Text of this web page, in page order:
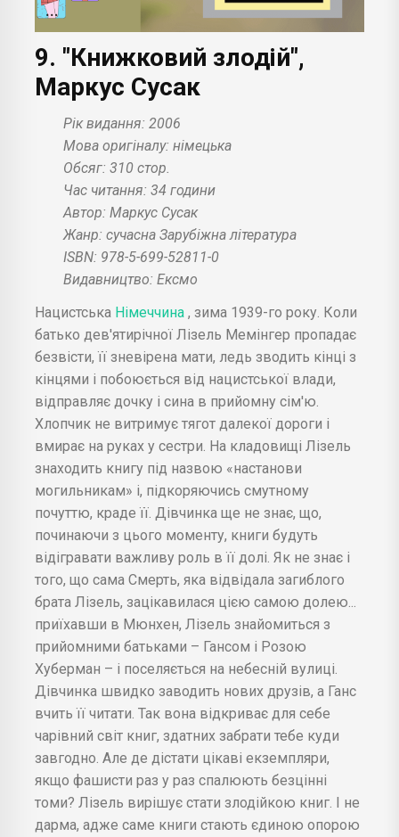
9. "Книжковий злодій",
Маркус Сусак
Рік видання: 2006
Мова оригіналу: німецька
Обсяг: 310 стор.
Час читання: 34 години
Автор: Маркус Сусак
Жанр: сучасна Зарубіжна література
ISBN: 978-5-699-52811-0
Видавництво: Ексмо
Нацистська Німеччина , зима 1939-го року. Коли
батько дев'ятирічної Лізель Мемінгер пропадає
безвісти, її зневірена мати, ледь зводить кінці з
кінцями і побоюється від нацистської влади,
відправляє дочку і сина в прийомну сім'ю.
Хлопчик не витримує тягот далекої дороги і
вмирає на руках у сестри. На кладовищі Лізель
знаходить книгу під назвою «настанови
могильникам» і, підкоряючись смутному
почуттю, краде її. Дівчинка ще не знає, що,
починаючи з цього моменту, книги будуть
відігравати важливу роль в її долі. Як не знає і
того, що сама Смерть, яка відвідала загиблого
брата Лізель, зацікавилася цією самою долею...
приїхавши в Мюнхен, Лізель знайомиться з
прийомними батьками – Гансом і Розою
Хуберман – і поселяється на небесній вулиці.
Дівчинка швидко заводить нових друзів, а Ганс
вчить її читати. Так вона відкриває для себе
чарівний світ книг, здатних забрати тебе куди
завгодно. Але де дістати цікаві екземпляри,
якщо фашисти раз у раз спалюють безцінні
томи? Лізель вирішує стати злодійкою книг. І не
дарма, адже саме книги стають єдиною опорою